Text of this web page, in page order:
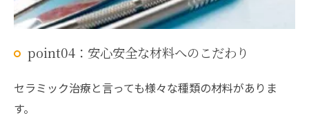
point04：安心安全な材料へのこだわり
セラミック治療と言っても様々な種類の材料がありま
す。